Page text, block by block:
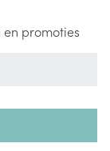
promoties